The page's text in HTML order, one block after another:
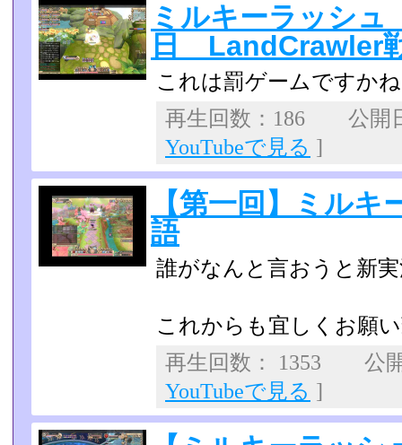
ミルキーラッシ
日 LandCrawler
これは罰ゲームですか
再生回数：186 公開
YouTubeで見る ]
【第一回】ミル
語
誰がなんと言おうと新
これからも宜しくお願
再生回数： 1353 公
YouTubeで見る ]